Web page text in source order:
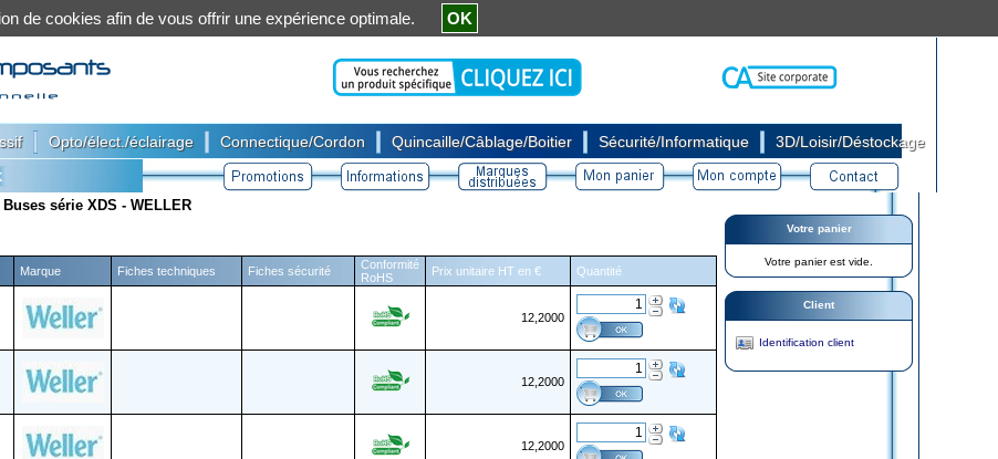
Opto/élect./éclairage Connectique/Cordon Quincaille/Câblage/Boitier Sécurité/Informatique 3D/Loisir/Déstockage
Buses série XDS - WELLER
Marque Fiches techniques Fiches sécurité
Conformité
RoHS
Prix unitaire HT en € Quantité
12,2000
12,2000
12,2000
Votre panier
Votre panier est vide.
Client
Identification client
de cookies afin de vous offrir une expérience optimale. OK